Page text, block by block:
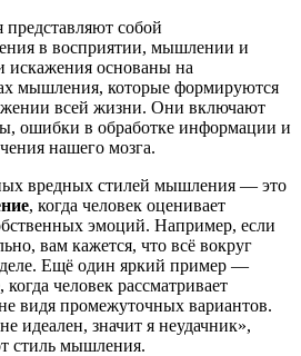
собой
в восприятии, мышлении и
искажения основаны на
мышления, которые формируются
всей жизни. Они включают
ошибки в обработке информации и
нашего мозга.
вредных стилей мышления — это
, когда человек оценивает
эмоций. Например, если
вам кажется, что всё вокруг
Ещё один яркий пример —
, когда человек рассматривает
видя промежуточных вариантов.
идеален, значит я неудачник»,
стиль мышления.